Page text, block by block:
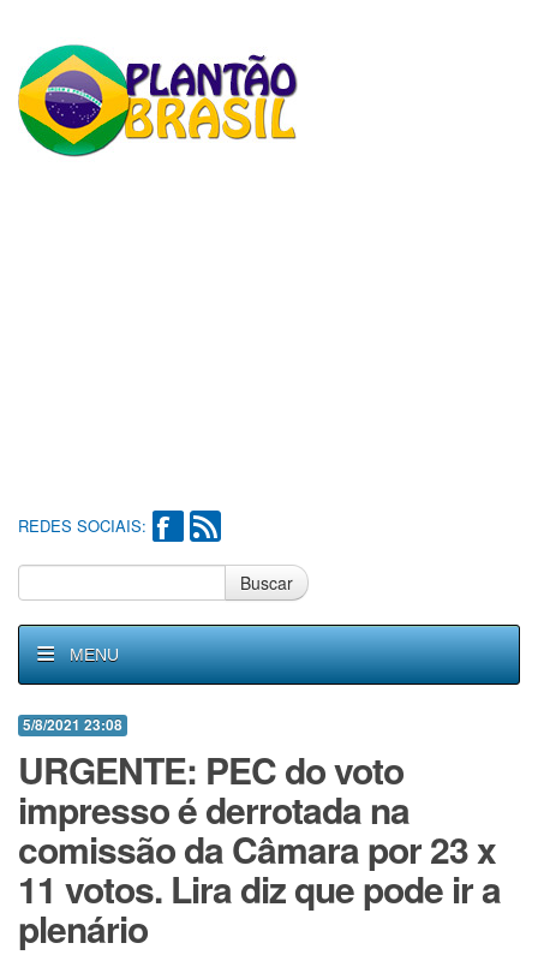
REDES SOCIAIS:
Buscar
MENU
5/8/2021 23:08
URGENTE: PEC do voto
impresso é derrotada na
comissão da Câmara por 23 x
11 votos. Lira diz que pode ir a
plenário